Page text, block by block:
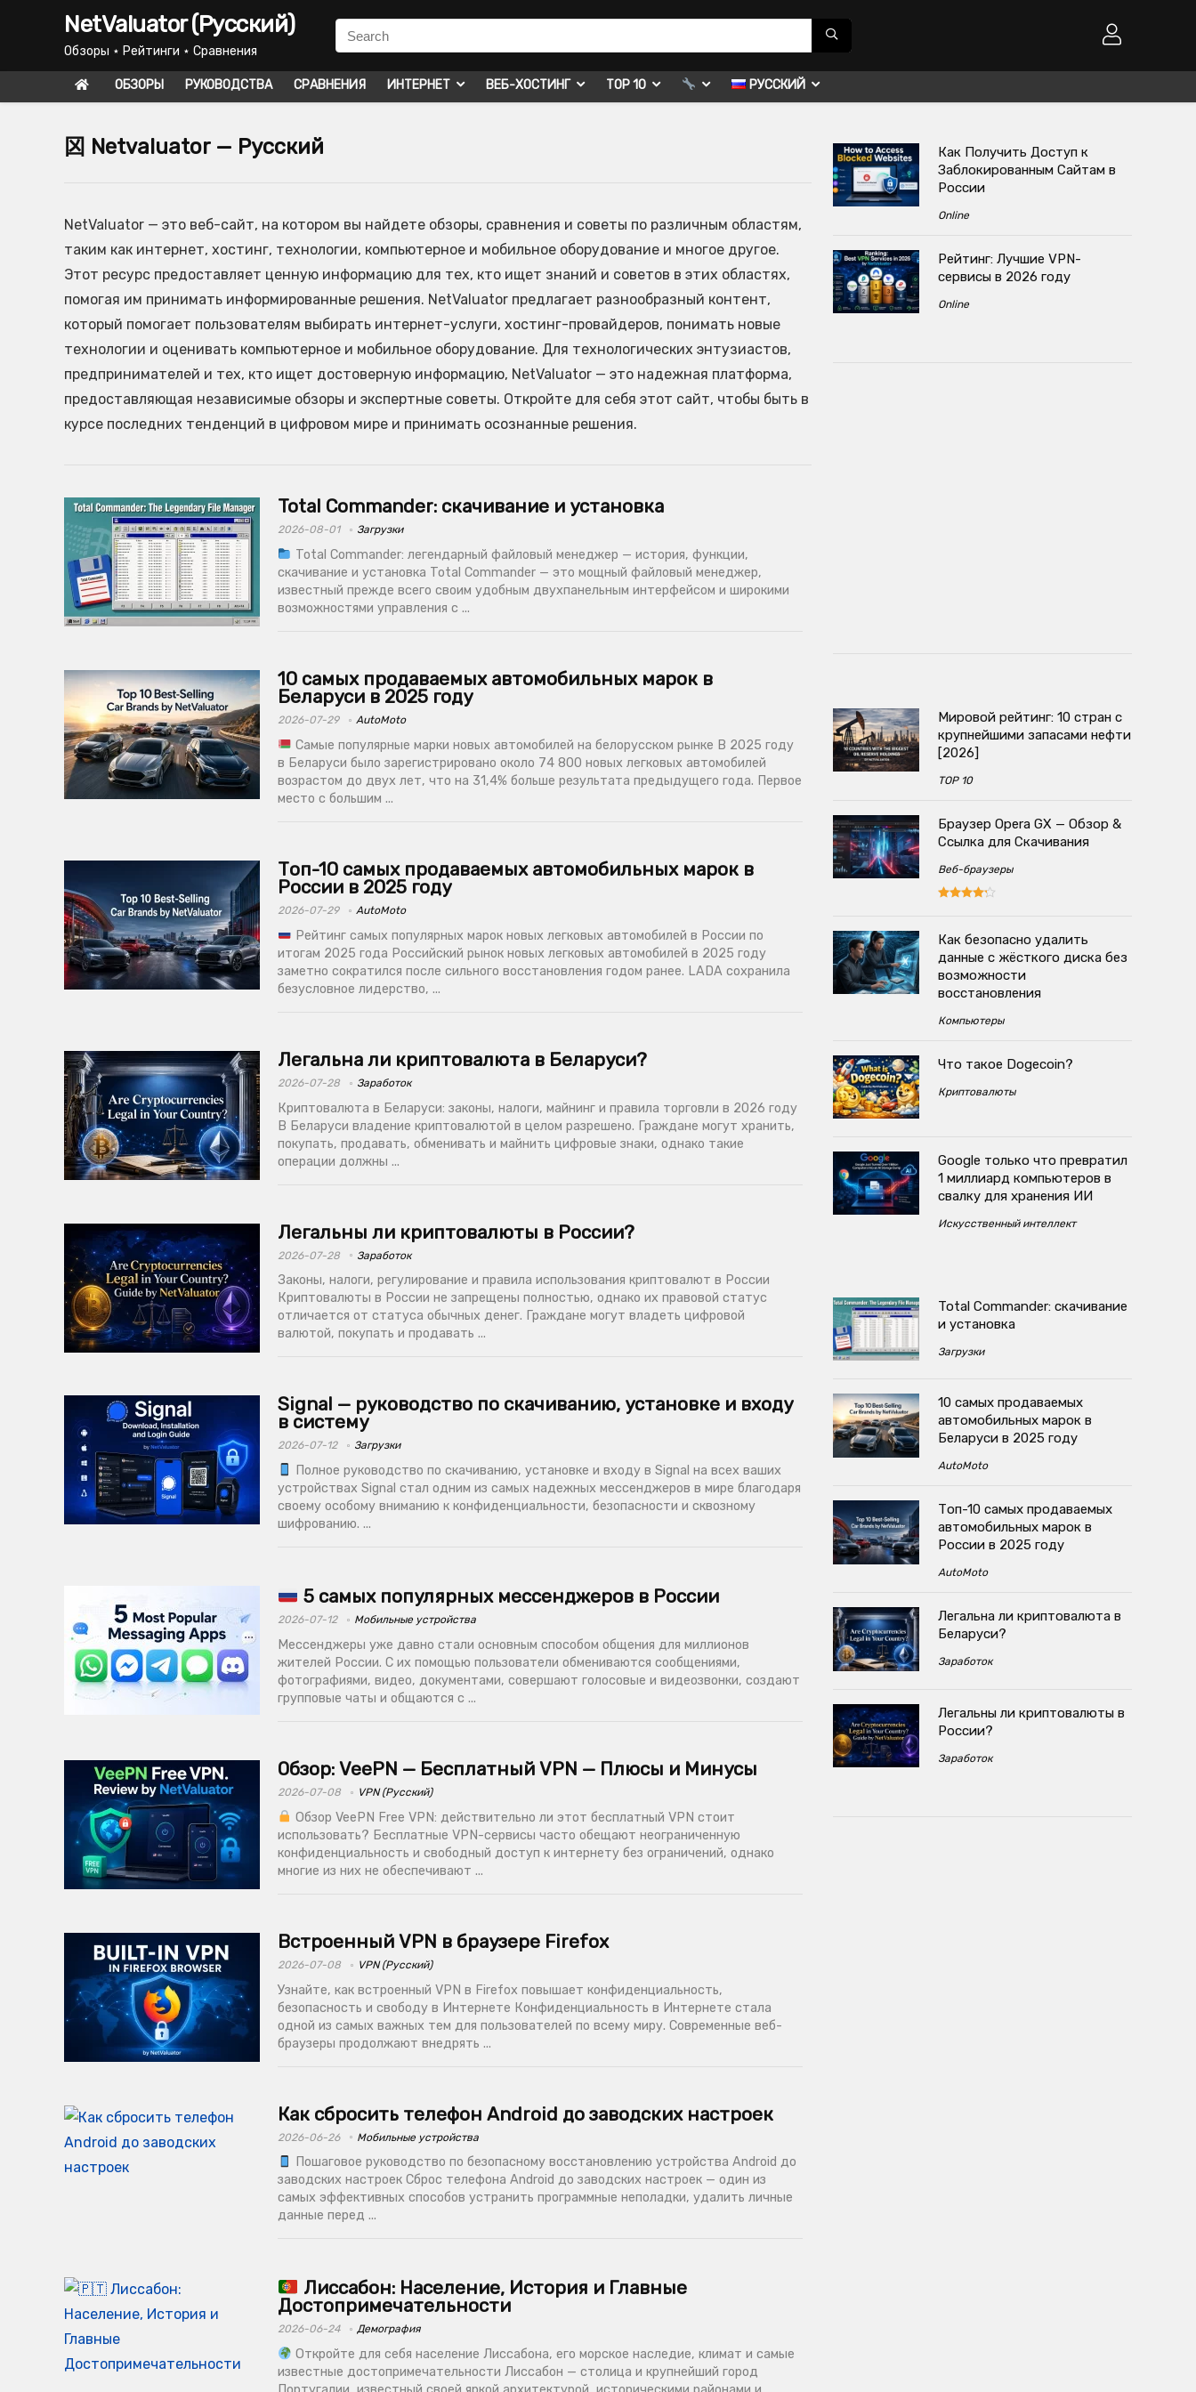
NetValuator (Русский)
Обзоры ⋆ Рейтинги ⋆ Сравнения
ОБЗОРЫ РУКОВОДСТВА СРАВНЕНИЯ ИНТЕРНЕТ ВЕБ-ХОСТИНГ TOP 10 РУССКИЙ
龱 Netvaluator — Русский
NetValuator — это веб-сайт, на котором вы найдете обзоры, сравнения и советы по различным областям,
таким как интернет, хостинг, технологии, компьютерное и мобильное оборудование и многое другое.
Этот ресурс предоставляет ценную информацию для тех, кто ищет знаний и советов в этих областях,
помогая им принимать информированные решения. NetValuator предлагает разнообразный контент,
который помогает пользователям выбирать интернет-услуги, хостинг-провайдеров, понимать новые
технологии и оценивать компьютерное и мобильное оборудование. Для технологических энтузиастов,
предпринимателей и тех, кто ищет достоверную информацию, NetValuator — это надежная платформа,
предоставляющая независимые обзоры и экспертные советы. Откройте для себя этот сайт, чтобы быть в
курсе последних тенденций в цифровом мире и принимать осознанные решения.
Total Commander: скачивание и установка
2026-08-01 Загрузки
Total Commander: легендарный файловый менеджер — история, функции,
скачивание и установка Total Commander — это мощный файловый менеджер,
известный прежде всего своим удобным двухпанельным интерфейсом и широкими
возможностями управления с ...
10 самых продаваемых автомобильных марок в
Беларуси в 2025 году
2026-07-29 AutoMoto
Самые популярные марки новых автомобилей на белорусском рынке В 2025 году
в Беларуси было зарегистрировано около 74 800 новых легковых автомобилей
возрастом до двух лет, что на 31,4% больше результата предыдущего года. Первое
место с большим ...
Топ-10 самых продаваемых автомобильных марок в
России в 2025 году
2026-07-29 AutoMoto
Рейтинг самых популярных марок новых легковых автомобилей в России по
итогам 2025 года Российский рынок новых легковых автомобилей в 2025 году
заметно сократился после сильного восстановления годом ранее. LADA сохранила
безусловное лидерство, ...
Легальна ли криптовалюта в Беларуси?
2026-07-28 Заработок
Криптовалюта в Беларуси: законы, налоги, майнинг и правила торговли в 2026 году
В Беларуси владение криптовалютой в целом разрешено. Граждане могут хранить,
покупать, продавать, обменивать и майнить цифровые знаки, однако такие
операции должны ...
Легальны ли криптовалюты в России?
2026-07-28 Заработок
Законы, налоги, регулирование и правила использования криптовалют в России
Криптовалюты в России не запрещены полностью, однако их правовой статус
отличается от статуса обычных денег. Граждане могут владеть цифровой
валютой, покупать и продавать ...
Signal — руководство по скачиванию, установке и входу
в систему
2026-07-12 Загрузки
Полное руководство по скачиванию, установке и входу в Signal на всех ваших
устройствах Signal стал одним из самых надежных мессенджеров в мире благодаря
своему особому вниманию к конфиденциальности, безопасности и сквозному
шифрованию. ...
5 самых популярных мессенджеров в России
2026-07-12 Мобильные устройства
Мессенджеры уже давно стали основным способом общения для миллионов
жителей России. С их помощью пользователи обмениваются сообщениями,
фотографиями, видео, документами, совершают голосовые и видеозвонки, создают
групповые чаты и общаются с ...
Обзор: VeePN — Бесплатный VPN — Плюсы и Минусы
2026-07-08 VPN (Русский)
Обзор VeePN Free VPN: действительно ли этот бесплатный VPN стоит
использовать? Бесплатные VPN-сервисы часто обещают неограниченную
конфиденциальность и свободный доступ к интернету без ограничений, однако
многие из них не обеспечивают ...
Встроенный VPN в браузере Firefox
2026-07-08 VPN (Русский)
Узнайте, как встроенный VPN в Firefox повышает конфиденциальность,
безопасность и свободу в Интернете Конфиденциальность в Интернете стала
одной из самых важных тем для пользователей по всему миру. Современные веб-
браузеры продолжают внедрять ...
Как сбросить телефон Android до заводских настроек
2026-06-26 Мобильные устройства
Пошаговое руководство по безопасному восстановлению устройства Android до
заводских настроек Сброс телефона Android до заводских настроек — один из
самых эффективных способов устранить программные неполадки, удалить личные
данные перед ...
Лиссабон: Население, История и Главные
Достопримечательности
2026-06-24 Демография
Откройте для себя население Лиссабона, его морское наследие, климат и самые
известные достопримечательности Лиссабон — столица и крупнейший город
Как Получить Доступ к
Заблокированным Сайтам в
России
Online
Рейтинг: Лучшие VPN-
сервисы в 2026 году
Online
Мировой рейтинг: 10 стран с
крупнейшими запасами нефти
[2026]
TOP 10
Браузер Opera GX — Обзор &
Ссылка для Скачивания
Веб-браузеры
Как безопасно удалить
данные с жёсткого диска без
возможности
восстановления
Компьютеры
Что такое Dogecoin?
Криптовалюты
Google только что превратил
1 миллиард компьютеров в
свалку для хранения ИИ
Искусственный интеллект
Total Commander: скачивание
и установка
Загрузки
10 самых продаваемых
автомобильных марок в
Беларуси в 2025 году
AutoMoto
Топ-10 самых продаваемых
автомобильных марок в
России в 2025 году
AutoMoto
Легальна ли криптовалюта в
Беларуси?
Заработок
Легальны ли криптовалюты в
России?
Заработок